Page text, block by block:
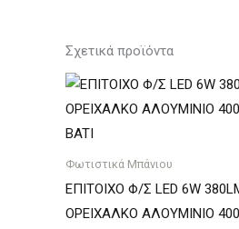
Σχετικά προϊόντα
Φωτιστικά Μπάνιου
ΕΠΙΤΟΙΧΟ Φ/Σ LED 6W
ΟΡΕΙΧΑΛΚΟ ΑΛΟΥΜΙΝΙΟ